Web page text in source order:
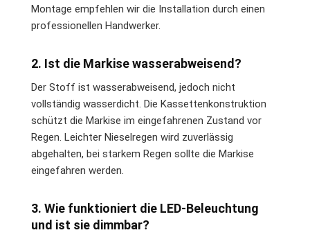
Montage empfehlen wir die Installation durch einen
professionellen Handwerker.
2. Ist die Markise wasserabweisend?
Der Stoff ist wasserabweisend, jedoch nicht
vollständig wasserdicht. Die Kassettenkonstruktion
schützt die Markise im eingefahrenen Zustand vor
Regen. Leichter Nieselregen wird zuverlässig
abgehalten, bei starkem Regen sollte die Markise
eingefahren werden.
3. Wie funktioniert die LED-Beleuchtung
und ist sie dimmbar?